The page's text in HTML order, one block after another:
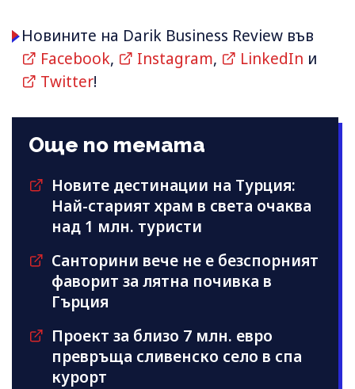
Новините на Darik Business Review във
Facebook, Instagram, LinkedIn и
Twitter!
Още по темата
Новите дестинации на Турция:
Най-старият храм в света очаква
над 1 млн. туристи
Санторини вече не е безспорният
фаворит за лятна почивка в
Гърция
Проект за близо 7 млн. евро
превръща сливенско село в спа
курорт